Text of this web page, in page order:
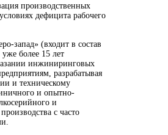
производственных
дефицита рабочего
запад» (входит в состав
более 15 лет
инжиниринговых
разрабатывая
и техническому
и опытно-
и
с часто